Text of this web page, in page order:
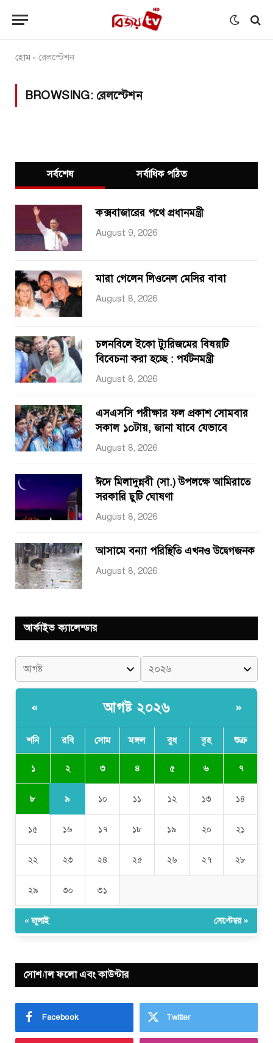
হোম» রেলস্টেশন
BROWSING: রেলস্টেশন
সর্বশেষ সর্বাধিক পঠিত
কক্সবাজারের পথে প্রধানমন্ত্রী
August 9, 2026
মারা গেলেন লিওনেল মেসির বাবা
August 8, 2026
চলনবিলে ইকো ট্যুরিজমের বিষয়টি
বিবেচনা করা হচ্ছে : পর্যটনমন্ত্রী
August 8, 2026
এসএসসি পরীক্ষার ফল প্রকাশ সোমবার
সকাল ১০টায়, জানা যাবে যেভাবে
August 8, 2026
ঈদে মিলাদুন্নবী (সা.) উপলক্ষে আমিরাতে
সরকারি ছুটি ঘোষণা
August 8, 2026
আসামে বন্যা পরিস্থিতি এখনও উদ্বেগজনক
August 8, 2026
আর্কাইভ ক্যালেন্ডার
« আগষ্ট ২০২৬ »
শনি রবি সোম মঙ্গল বুধ বৃহ শুক্র
১ ২ ৩ ৪ ৫ ৬ ৭
৮ ৯ ১০ ১১ ১২ ১৩ ১৪
১৫ ১৬ ১৭ ১৮ ১৯ ২০ ২১
২২ ২৩ ২৪ ২৫ ২৬ ২৭ ২৮
২৯ ৩০ ৩১
« জুলাই সেপ্টেম্বর »
সোশ্যাল ফলো এবং কাউন্টার
Facebook Twitter